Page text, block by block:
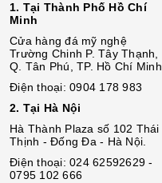
1. Tại Thành Phố Hồ Chí
Minh
Cửa hàng đá mỹ nghệ
Trường Chinh P. Tây Thạnh,
Q. Tân Phú, TP. Hồ Chí Minh.
Điện thoại: 0904 178 983
2. Tại Hà Nội
Hà Thành Plaza số 102 Thái
Thịnh - Đống Đa - Hà Nội.
Điện thoại: 024 62592629 -
0795 102 666